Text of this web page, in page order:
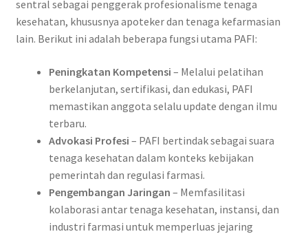
sentral sebagai penggerak profesionalisme tenaga
kesehatan, khususnya apoteker dan tenaga kefarmasian
lain. Berikut ini adalah beberapa fungsi utama PAFI:
Peningkatan Kompetensi – Melalui pelatihan
berkelanjutan, sertifikasi, dan edukasi, PAFI
memastikan anggota selalu update dengan ilmu
terbaru.
Advokasi Profesi – PAFI bertindak sebagai suara
tenaga kesehatan dalam konteks kebijakan
pemerintah dan regulasi farmasi.
Pengembangan Jaringan – Memfasilitasi
kolaborasi antar tenaga kesehatan, instansi, dan
industri farmasi untuk memperluas jejaring